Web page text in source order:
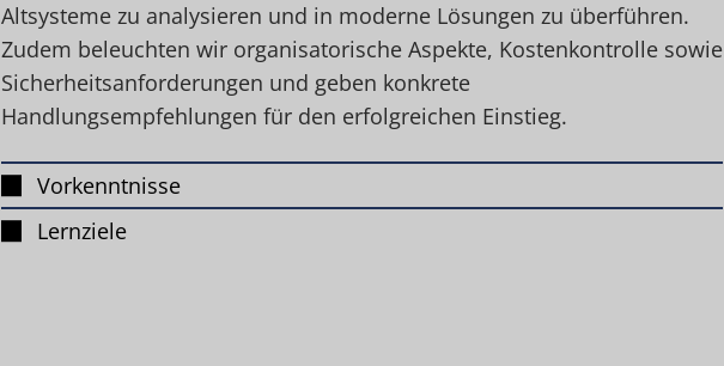
Altsysteme zu analysieren und in moderne Lösungen zu überführen.
Zudem beleuchten wir organisatorische Aspekte, Kostenkontrolle sowie
Sicherheitsanforderungen und geben konkrete
Handlungsempfehlungen für den erfolgreichen Einstieg.
Vorkenntnisse
Lernziele